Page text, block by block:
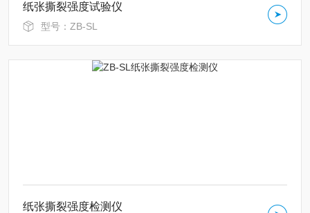
纸张撕裂强度试验仪
型号：ZB-SL
纸张撕裂强度检测仪